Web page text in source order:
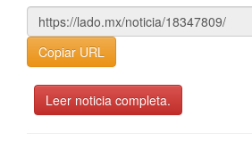
Copiar URL
Leer noticia completa.